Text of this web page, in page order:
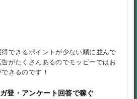
できるポイントが少ない順に並んで
がたくさんあるのでモッピーではお
きるのです！
登・アンケート回答で稼ぐ